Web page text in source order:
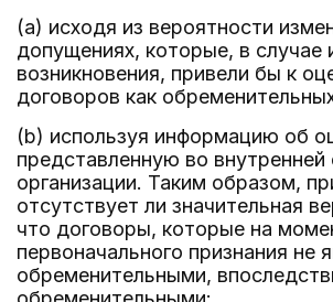
(a) исходя из вероятности
допущениях, которые, в случае
возникновения, привели бы к
договоров как
(b) используя информацию об
представленную во внутренней
организации. Таким образом,
отсутствует ли значительная
что договоры, которые на
первоначального признания не
обременительными,